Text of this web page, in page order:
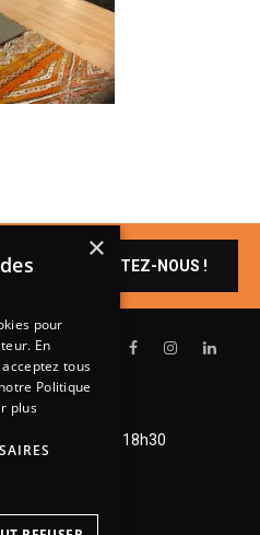
CONTACTEZ-NOUS !
12h et de 14h à 18h30
×
pour
En
tous
Politique
plus